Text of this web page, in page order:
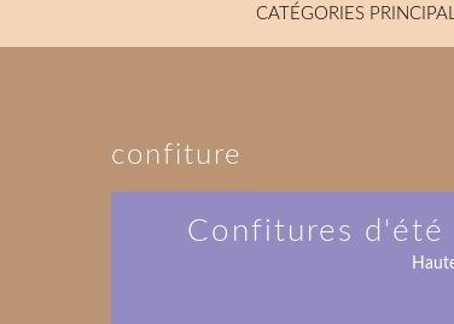
CATÉGORIES
confiture
Confitures d'été